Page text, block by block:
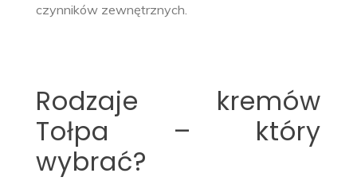
czynników zewnętrznych.
Rodzaje kremów
Tołpa – który
wybrać?